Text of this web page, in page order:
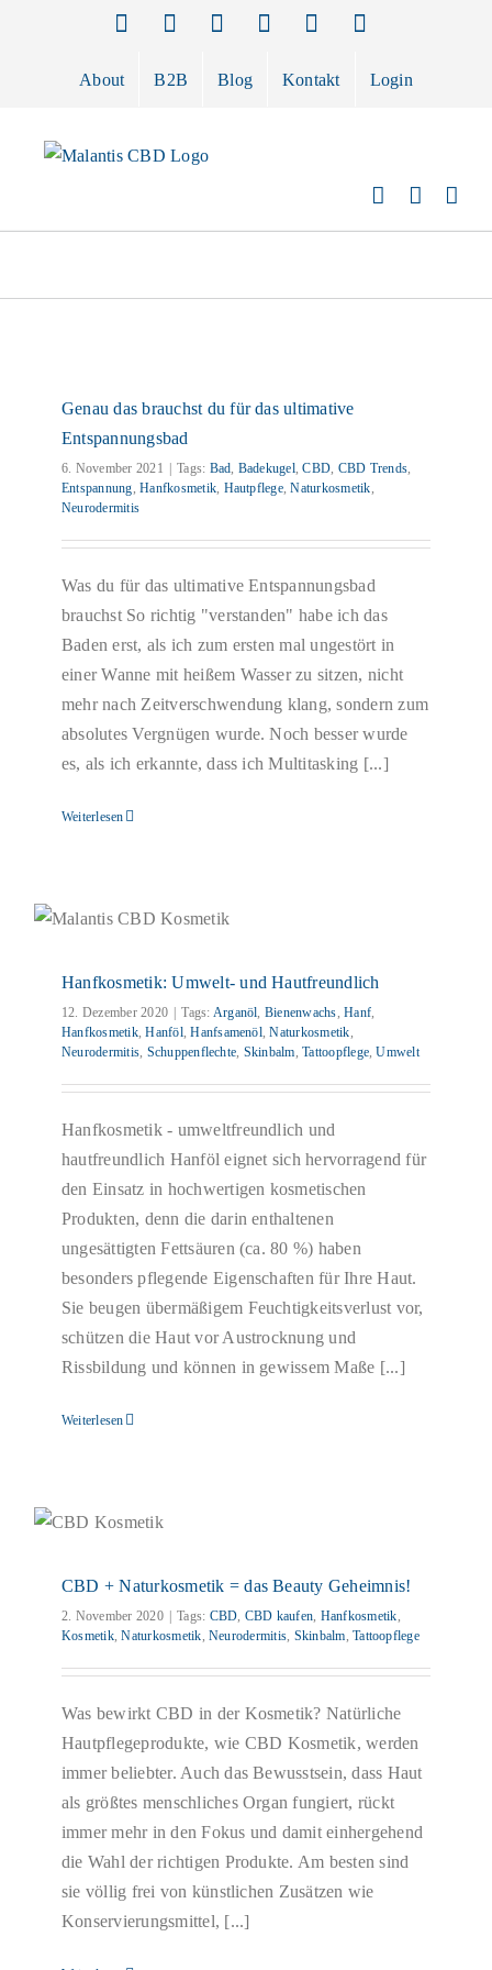
Facebook
Instagram Pinterest Telefon
About B2B Blog Kontakt Login
Genau das brauchst du für das ultimative
Entspannungsbad
6. November 2021 Tags: Bad, Badekugel,CBD, CBD Trends,
Entspannung,Hanfkosmetik, Hautpflege,Naturkosmetik,
Neurodermitis
Was du für das ultimative Entspannungsbad
brauchst So richtig "verstanden" habe ich das
Baden erst, als ich zum ersten mal ungestört in
einer Wanne mit heißem Wasser zu sitzen, nicht
mehr nach Zeitverschwendung klang, sondern zum
absolutes Vergnügen wurde. Noch besser wurde
es, als ich erkannte, dass ich Multitasking [...]
Weiterlesen
Hanfkosmetik: Umwelt- und Hautfreundlich
12. Dezember 2020 Tags: Arganöl, Bienenwachs,Hanf,
Hanfkosmetik,Hanföl,Hanfsamenöl,Naturkosmetik,
Neurodermitis, Schuppenflechte, Skinbalm,Tattoopflege,Umwelt
Hanfkosmetik - umweltfreundlich und
hautfreundlich Hanföl eignet sich hervorragend für
den Einsatz in hochwertigen kosmetischen
Produkten, denn die darin enthaltenen
ungesättigten Fettsäuren (ca. 80 %) haben
besonders pflegende Eigenschaften für Ihre Haut.
Sie beugen übermäßigem Feuchtigkeitsverlust vor,
schützen die Haut vor Austrocknung und
Rissbildung und können in gewissem Maße [...]
Weiterlesen
CBD + Naturkosmetik = das Beauty Geheimnis!
2. November 2020 Tags: CBD, CBD kaufen, Hanfkosmetik,
Kosmetik,Naturkosmetik,Neurodermitis, Skinbalm,Tattoopflege
Was bewirkt CBD in der Kosmetik? Natürliche
Hautpflegeprodukte, wie CBD Kosmetik, werden
immer beliebter. Auch das Bewusstsein, dass Haut
als größtes menschliches Organ fungiert, rückt
immer mehr in den Fokus und damit einhergehend
die Wahl der richtigen Produkte. Am besten sind
sie völlig frei von künstlichen Zusätzen wie
Konservierungsmittel, [...]